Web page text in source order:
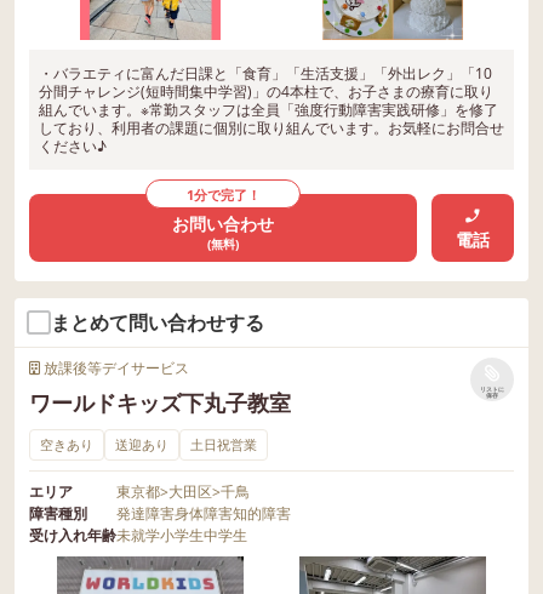
・バラエティに富んだ日課と「食育」「生活支援」「外出レク」「10
分間チャレンジ(短時間集中学習)」の4本柱で、お子さまの療育に取り
組んでいます。※常勤スタッフは全員「強度行動障害実践研修」を修了
しており、利用者の課題に個別に取り組んでいます。お気軽にお問合せ
ください♪
1分で完了！
お問い合わせ
(無料) 電話
まとめて問い合わせする
放課後等デイサービス
ワールドキッズ下丸子教室
リストに
保存
空きあり 送迎あり 土日祝営業
エリア 東京都>大田区>千鳥
障害種別
発達障害身体障害知的障害
受け入れ年齢未就学小学生中学生